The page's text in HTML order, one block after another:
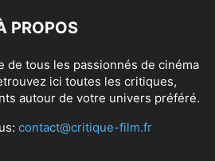
PROPOS
de tous les passionnés de cinéma
ici toutes les critiques,
autour de votre univers préféré.
contact@critique-film.fr